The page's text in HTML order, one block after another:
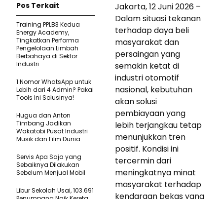
Jakarta, 12 Juni 2026 –
Dalam situasi tekanan
terhadap daya beli
masyarakat dan
persaingan yang
semakin ketat di
industri otomotif
nasional, kebutuhan
akan solusi
pembiayaan yang
lebih terjangkau tetap
menunjukkan tren
positif. Kondisi ini
tercermin dari
meningkatnya minat
masyarakat terhadap
kendaraan bekas yang
Pos Terkait
Training PPLB3 Kedua
Energy Academy,
Tingkatkan Performa
Pengelolaan Limbah
Berbahaya di Sektor
Industri
1 Nomor WhatsApp untuk
Lebih dari 4 Admin? Pakai
Tools Ini Solusinya!
Hugua dan Anton
Timbang Jadikan
Wakatobi Pusat Industri
Musik dan Film Dunia
Servis Apa Saja yang
Sebaiknya Dilakukan
Sebelum Menjual Mobil
Libur Sekolah Usai, 103.691